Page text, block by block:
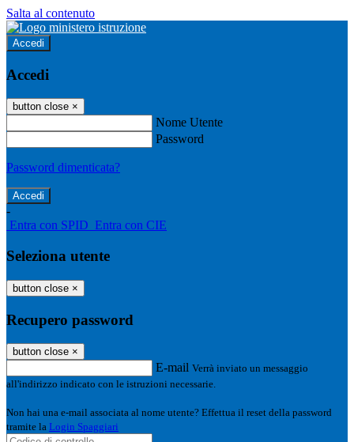
Salta al contenuto
Accedi
Accedi
button close ×
Nome Utente
Password
Password dimenticata?
-
Entra con SPID Entra con CIE
Seleziona utente
button close ×
Recupero password
button close ×
E-mail Verrà inviato un messaggio
all'indirizzo indicato con le istruzioni necessarie.
Non hai una e-mail associata al nome utente? Effettua il reset della password
tramite la Login Spaggiari